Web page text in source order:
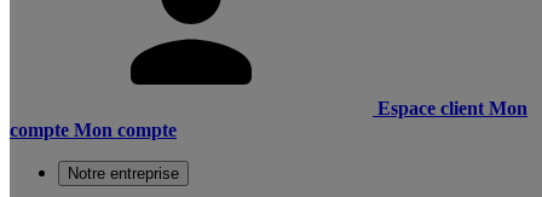
Espace client Mon
compte Mon compte
Notre entreprise